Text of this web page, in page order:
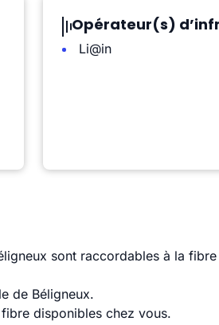
Opérateur(s)
Li@in
sont raccordables à la
de Béligneux.
disponibles chez vous.